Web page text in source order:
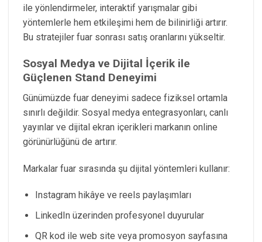
ile yönlendirmeler, interaktif yarışmalar gibi
yöntemlerle hem etkileşimi hem de bilinirliği artırır.
Bu stratejiler fuar sonrası satış oranlarını yükseltir.
Sosyal Medya ve Dijital İçerik ile
Güçlenen Stand Deneyimi
Günümüzde fuar deneyimi sadece fiziksel ortamla
sınırlı değildir. Sosyal medya entegrasyonları, canlı
yayınlar ve dijital ekran içerikleri markanın online
görünürlüğünü de artırır.
Markalar fuar sırasında şu dijital yöntemleri kullanır:
Instagram hikâye ve reels paylaşımları
LinkedIn üzerinden profesyonel duyurular
QR kod ile web site veya promosyon sayfasına